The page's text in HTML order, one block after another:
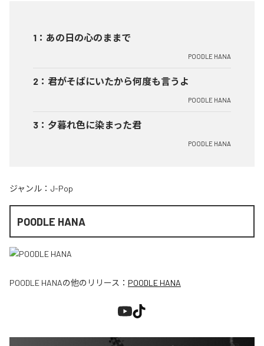
1 ： あの日の心のままで
POODLE HANA
2 ： 君がそばにいたから何度も言うよ
POODLE HANA
3 ： 夕暮れ色に染まった君
POODLE HANA
ジャンル： J-Pop
POODLE HANA
POODLE HANAの他のリリース： POODLE HANA